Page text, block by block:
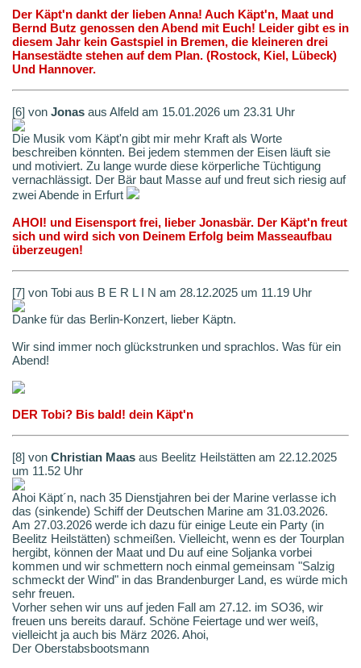
Der Käpt'n dankt der lieben Anna! Auch Käpt'n, Maat und
Bernd Butz genossen den Abend mit Euch! Leider gibt es in
diesem Jahr kein Gastspiel in Bremen, die kleineren drei
Hansestädte stehen auf dem Plan. (Rostock, Kiel, Lübeck)
Und Hannover.
[6] von Jonas aus Alfeld am 15.01.2026 um 23.31 Uhr
Die Musik vom Käpt'n gibt mir mehr Kraft als Worte
beschreiben könnten. Bei jedem stemmen der Eisen läuft sie
und motiviert. Zu lange wurde diese körperliche Tüchtigung
vernachlässigt. Der Bär baut Masse auf und freut sich riesig auf
zwei Abende in Erfurt
AHOI! und Eisensport frei, lieber Jonasbär. Der Käpt'n freut
sich und wird sich von Deinem Erfolg beim Masseaufbau
überzeugen!
[7] von Tobi aus B E R L I N am 28.12.2025 um 11.19 Uhr
Danke für das Berlin-Konzert, lieber Käptn.
Wir sind immer noch glückstrunken und sprachlos. Was für ein
Abend!
DER Tobi? Bis bald! dein Käpt'n
[8] von Christian Maas aus Beelitz Heilstätten am 22.12.2025
um 11.52 Uhr
Ahoi Käpt´n, nach 35 Dienstjahren bei der Marine verlasse ich
das (sinkende) Schiff der Deutschen Marine am 31.03.2026.
Am 27.03.2026 werde ich dazu für einige Leute ein Party (in
Beelitz Heilstätten) schmeißen. Vielleicht, wenn es der Tourplan
hergibt, können der Maat und Du auf eine Soljanka vorbei
kommen und wir schmettern noch einmal gemeinsam "Salzig
schmeckt der Wind" in das Brandenburger Land, es würde mich
sehr freuen.
Vorher sehen wir uns auf jeden Fall am 27.12. im SO36, wir
freuen uns bereits darauf. Schöne Feiertage und wer weiß,
vielleicht ja auch bis März 2026. Ahoi,
Der Oberstabsbootsmann